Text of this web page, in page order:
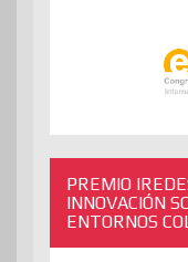
PREMIO
INNOVACIÓN
ENTORNOS